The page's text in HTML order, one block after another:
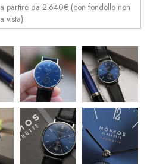
a partire da 2.640€ (con fondello non
a vista)